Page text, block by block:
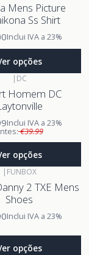
Mens Picture
Ss Shirt
Inclui IVA a 23%
opções
| DC
Homem DC
Inclui IVA a 23%
€39.99
opções
| FUNBOX
2 TXE Mens
Shoes
Inclui IVA a 23%
opções